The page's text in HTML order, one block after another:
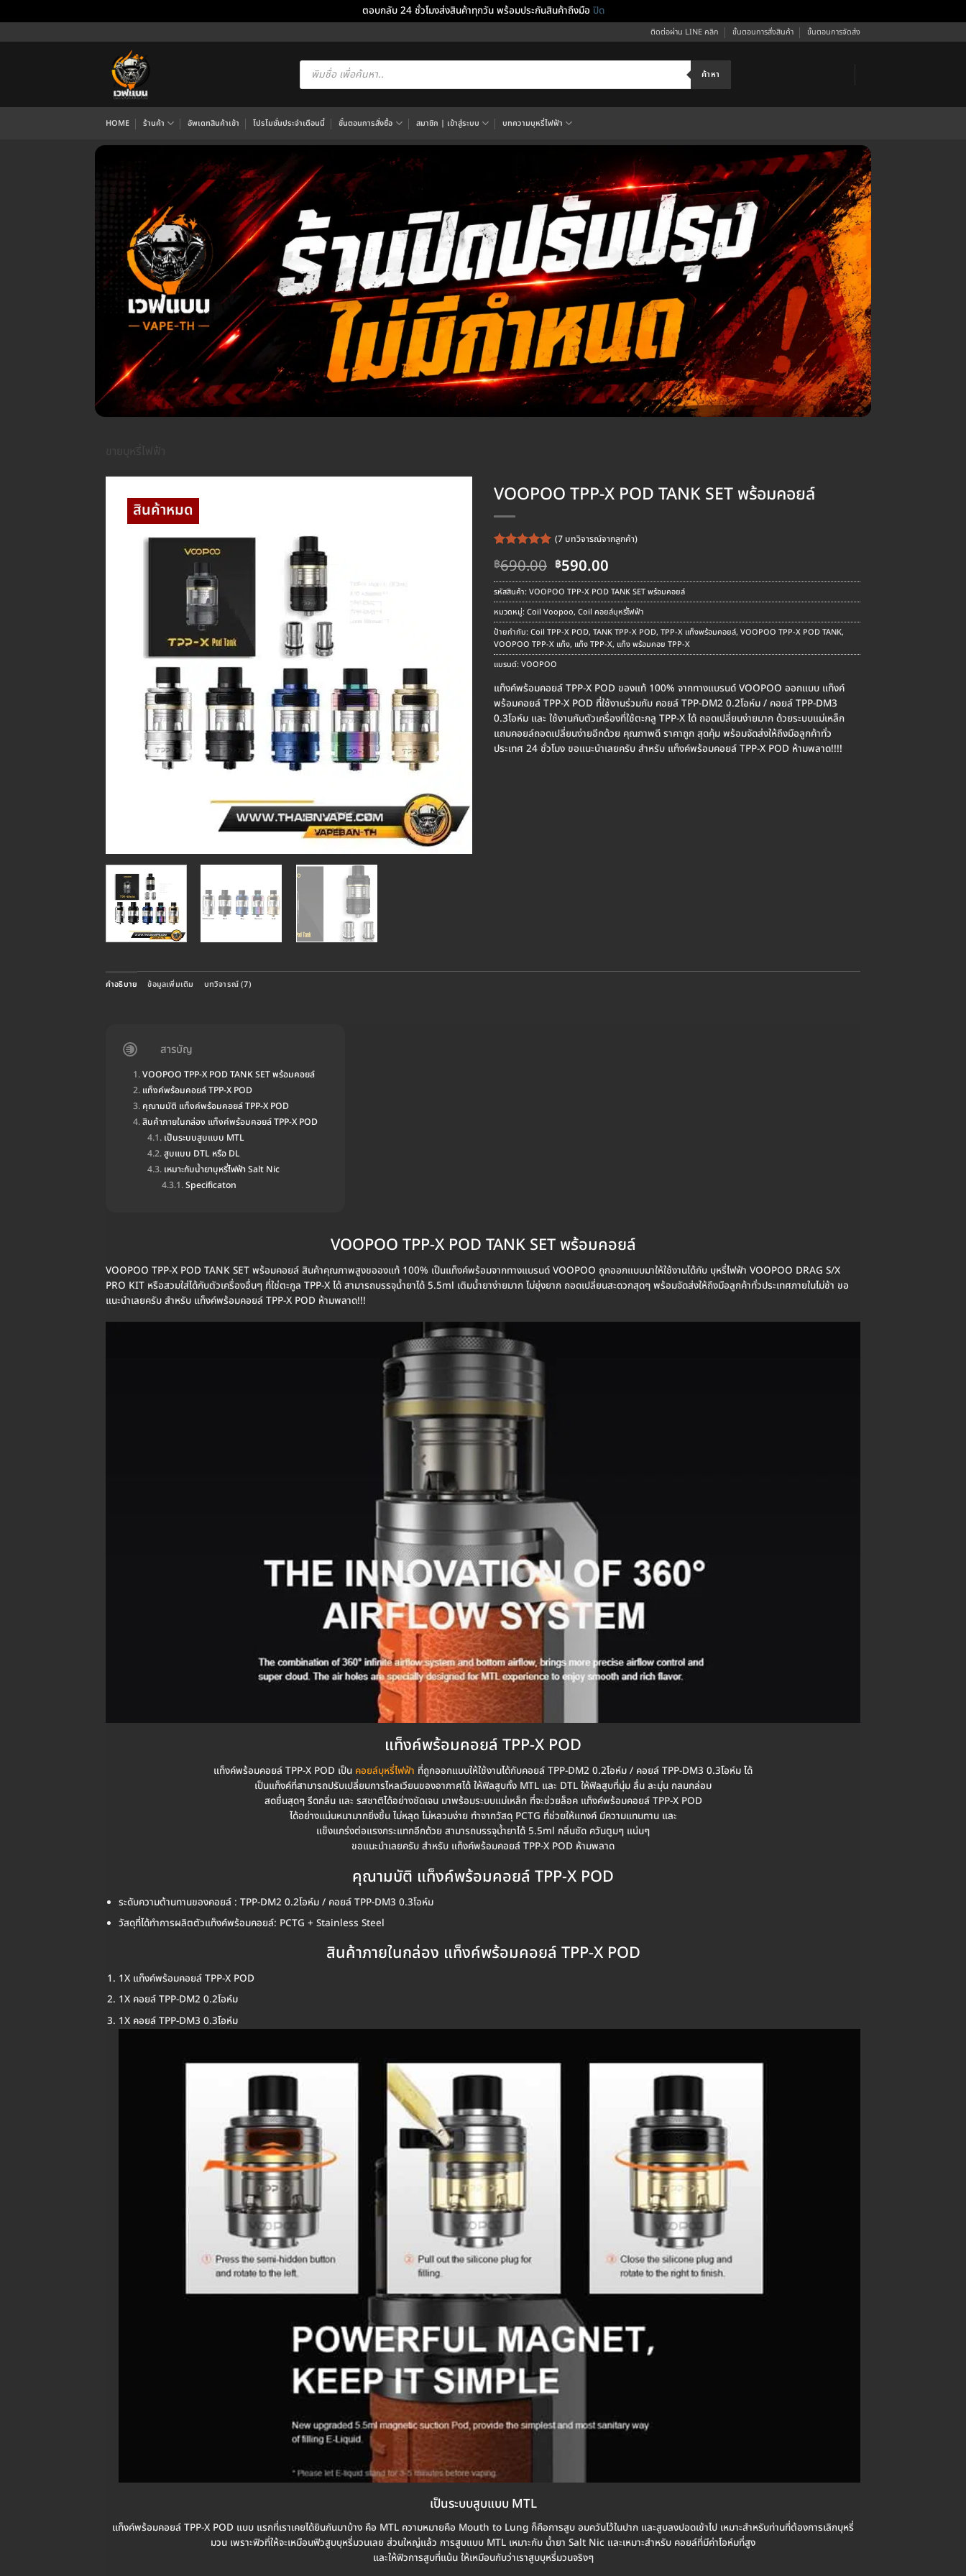
ตอบกลับ 24 ชั่วโมงส่งสินค้าทุกวัน พร้อมประกันสินค้าถึงมือ ปิด
ไป
ติดต่อผ่าน LINE คลิก ขั้นตอนการสั่งสินค้า ขั้นตอนการจัดส่ง
Products
search ค้าหา
HOME ร้านค้า อัพเดทสินค้าเข้า โปรโมชั่นประจำเดือนนี้ ขั้นตอนการสั่งซื้อ สมาชิก | เข้าสู่ระบบ บทความบุหรี่ไฟฟ้า
VOOPOO TPP-X POD TANK SET พร้อมคอยล์
5จาก 5
บนการให้
คะแนน
ของลูกค้า
(7บทวิจารณ์จากลูกค้า)
฿690.00 Original
price
was:
฿690.00.
฿590.00
price
is:
฿590.00.
รหัสสินค้า:VOOPOO TPP-X POD TANK SET พร้อมคอยล์
หมวดหมู่:Coil Voopoo, Coil คอยล์บุหรี่ไฟฟ้า
ป้ายกำกับ:Coil TPP-X POD, TANK TPP-X POD, TPP-X แท็งพร้อมคอยล์, VOOPOO TPP-X POD TANK,
VOOPOO TPP-X แท็ง, แท็ง TPP-X, แท็ง พร้อมคอย TPP-X
แบรนด์:VOOPOO
แท็งค์พร้อมคอยล์ TPP-X POD ของแท้ 100% จากทางแบรนด์ VOOPOO ออกแบบ แท็งค์
พร้อมคอยล์ TPP-X POD ที่ใช้งานร่วมกับ คอยล์ TPP-DM2 0.2โอห์ม / คอยล์ TPP-DM3
0.3โอห์ม และ ใช้งานกับตัวเครื่องที่ใช้ตะกลู TPP-X ได้ ถอดเปลี่ยนง่ายมาก ด้วยระบบแม่เหล็ก
แถมคอยล์ถอดเปลี่ยนง่ายอีกด้วย คุณภาพดี ราคาถูก สุดคุ้ม พร้อมจัดส่งให้ถึงมือลูกค้าทั่ว
ประเทศ 24 ชั่วโมง ขอแนะนำเลยครับ สำหรับ แท็งค์พร้อมคอยล์ TPP-X POD ห้ามพลาด!!!!
คำอธิบาย ข้อมูลเพิ่มเติม บทวิจารณ์ (7)
สารบัญ
VOOPOO TPP-X POD TANK SET พร้อมคอยล์
แท็งค์พร้อมคอยล์ TPP-X POD
คุณามบัติ แท็งค์พร้อมคอยล์ TPP-X POD
สินค้าภายในกล่อง แท็งค์พร้อมคอยล์ TPP-X POD
เป็นระบบสูบแบบ MTL
สูบแบบ DTL หรือ DL
เหมาะกับน้ำยาบุหรี่ไฟฟ้า Salt Nic
Specificaton
VOOPOO TPP-X POD TANK SET พร้อมคอยล์
VOOPOO TPP-X POD TANK SET พร้อมคอยล์ สินค้าคุณภาพสูงขอองแท้ 100% เป็นแท็งค์พร้อมจากทางแบรนด์ VOOPOO ถูกออกแบบมาให้ใช้งานได้กับ บุหรี่ไฟฟ้า VOOPOO DRAG S/X
PRO KIT หรือสวมใส่ได้กับตัวเครื่องอื่นๆ ที่ใช่ตะกูล TPP-X ได้ สามารถบรรจุน้ำยาได้ 5.5ml เติมน้ำยาง่ายมาก ไม่ยุ่งยาก ถอดเปลี่ยนสะดวกสุดๆ พร้อมจัดส่งให้ถึงมือลูกค้าทั่วประเทศภายในไม่ช้า ขอ
แนะนำเลยครับ สำหรับ แท็งค์พร้อมคอยล์ TPP-X POD ห้ามพลาด!!!
แท็งค์พร้อมคอยล์ TPP-X POD
แท็งค์พร้อมคอยล์ TPP-X POD เป็น คอยล์บุหรี่ไฟฟ้า ที่ถูกออกแบบให้ใช้งานได้กับคอยล์ TPP-DM2 0.2โอห์ม / คอยล์ TPP-DM3 0.3โอห์ม ได้
เป็นแท็งค์ที่สามารถปรับเปลี่ยนการไหลเวียนของอากาศได้ ให้ฟิลสูบทั้ง MTL และ DTL ให้ฟิลสูบที่นุ่ม ลื่น ละมุ่น กลมกล่อม
สดชื่นสุดๆ รีดกลิ่น และ รสชาติได้อย่างชัดเจน มาพร้อมระบบแม่เหล็ก ที่จะช่วยล็อค แท็งค์พร้อมคอยล์ TPP-X POD
ได้อย่างแน่นหนามากยิ่งขึ้น ไม่หลุด ไม่หลวมง่าย ทำจากวัสดุ PCTG ที่ช่วยให้แทงค์ มีความแทนทาน และ
แข็งแกร่งต่อแรงกระแทกอีกด้วย สามารถบรรจุน้ำยาได้ 5.5ml กลิ่นชัด ควันตูมๆ แน่นๆ
ขอแนะนำเลยครับ สำหรับ แท็งค์พร้อมคอยล์ TPP-X POD ห้ามพลาด
คุณามบัติ แท็งค์พร้อมคอยล์ TPP-X POD
ระดับความต้านทานของคอยล์ : TPP-DM2 0.2โอห์ม / คอยล์ TPP-DM3 0.3โอห์ม
วัสดุที่ได้ทำการผลิตตัวแท็งค์พร้อมคอยล์: PCTG + Stainless Steel
สินค้าภายในกล่อง แท็งค์พร้อมคอยล์ TPP-X POD
1X แท็งค์พร้อมคอยล์ TPP-X POD
1X คอยล์ TPP-DM2 0.2โอห์ม
1X คอยล์ TPP-DM3 0.3โอห์ม
เป็นระบบสูบแบบ MTL
แท็งค์พร้อมคอยล์ TPP-X POD แบบ แรกที่เราเคยได้ยินกันมาบ้าง คือ MTL ความหมายคือ Mouth to Lung ก็คือการสูบ อมควันไว้ในปาก และสูบลงปอดเข้าไป เหมาะสำหรับท่านที่ต้องการเลิกบุหรี่
มวน เพราะฟิวที่ให้จะเหมือนฟิวสูบบุหรี่มวนเลย ส่วนใหญ่แล้ว การสูบแบบ MTL เหมาะกับ น้ำยา Salt Nic และเหมาะสำหรับ คอยล์ที่มีค่าโอห์มที่สูง
และให้ฟิวการสูบที่แน้น ให้เหมือนกับว่าเราสูบบุหรี่มวนจริงๆ